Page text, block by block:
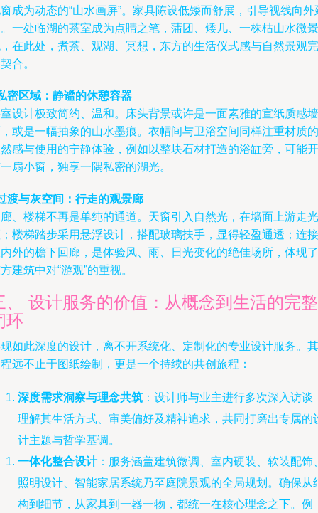
成为动态的“山水画屏”。家具陈设低矮而舒展，引导视线向外
一处临湖的茶室成为点睛之笔，蒲团、矮几、一株枯山水微景
在此处，煮茶、观湖、冥想，东方的生活仪式感与自然景观完
合。
密区域：静谧的休憩容器
设计极致简约、温和。床头背景或许是一面素雅的宣纸质感墙
或是一幅抽象的山水墨痕。衣帽间与卫浴空间同样注重材质的
感与使用的宁静体验，例如以整块石材打造的浴缸旁，可能开
扇小窗，独享一隅私密的湖光。
渡与灰空间：行走的观景廊
、楼梯不再是单纯的通道。天窗引入自然光，在墙面上游走光
楼梯踏步采用悬浮设计，搭配玻璃扶手，显得轻盈通透；连接
外的檐下回廊，是体验风、雨、日光变化的绝佳场所，体现了
建筑中对“游观”的重视。
、 设计服务的价值：从概念到生活的完整
环
如此深度的设计，离不开系统化、定制化的专业设计服务。其
远不止于图纸绘制，更是一个持续的共创旅程：
深度需求洞察与理念共筑 ：设计师与业主进行多次深入访谈
理解其生活方式、审美偏好及精神追求，共同打磨出专属的
计主题与哲学基调。
一体化整合设计：服务涵盖建筑微调、室内硬装、软装配饰
照明设计、智能家居系统乃至庭院景观的全局规划。确保从
构到细节，从家具到一器一物，都统一在核心理念之下。例